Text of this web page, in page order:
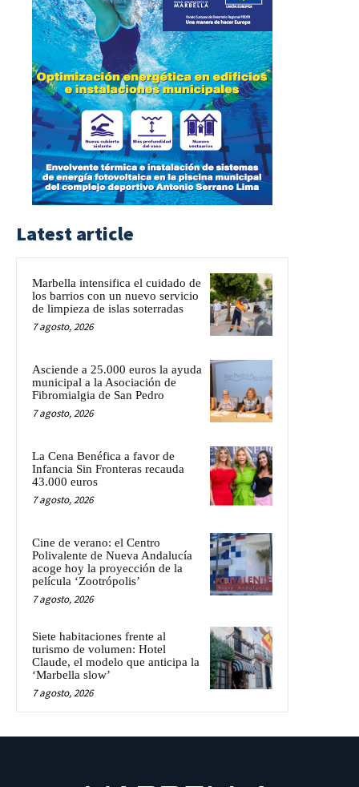
Latest article
Marbella intensifica el cuidado de
los barrios con un nuevo servicio
de limpieza de islas soterradas
7 agosto, 2026
Asciende a 25.000 euros la ayuda
municipal a la Asociación de
Fibromialgia de San Pedro
7 agosto, 2026
La Cena Benéfica a favor de
Infancia Sin Fronteras recauda
43.000 euros
7 agosto, 2026
Cine de verano: el Centro
Polivalente de Nueva Andalucía
acoge hoy la proyección de la
película ‘Zootrópolis’
7 agosto, 2026
Siete habitaciones frente al
turismo de volumen: Hotel
Claude, el modelo que anticipa la
‘Marbella slow’
7 agosto, 2026